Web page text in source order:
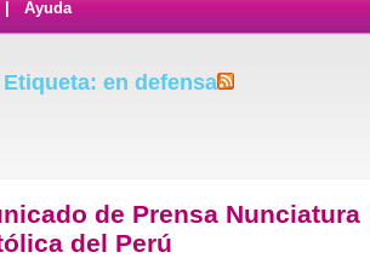
Ayuda
en defensa
de Prensa Nunciatura
del Perú